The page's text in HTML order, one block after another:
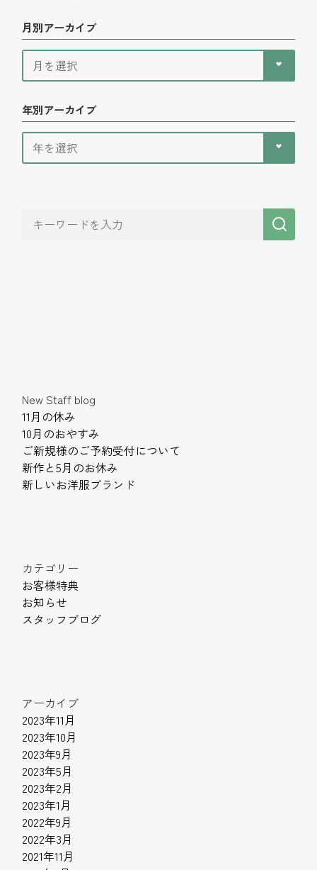
月別アーカイブ
年別アーカイブ
New Staff blog
11月の休み
10月のおやすみ
ご新規様のご予約受付について
新作と5月のお休み
新しいお洋服ブランド
カテゴリー
お客様特典
お知らせ
スタッフブログ
アーカイブ
2023年11月
2023年10月
2023年9月
2023年5月
2023年2月
2023年1月
2022年9月
2022年3月
2021年11月